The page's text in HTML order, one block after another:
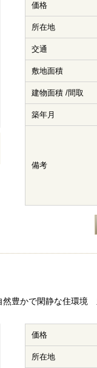
価格
所在地
交通
敷地面積
建物面積 /間取
築年月
備考
然豊かで閑静な住環境
価格
所在地